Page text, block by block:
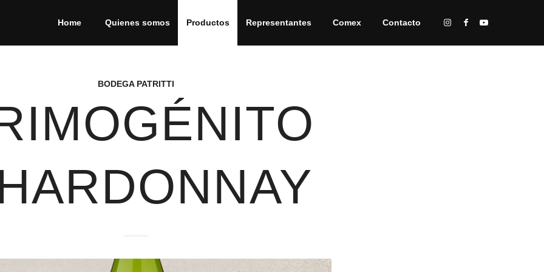
Home Quienes somos Productos Representantes Comex Contacto
BODEGA PATRITTI